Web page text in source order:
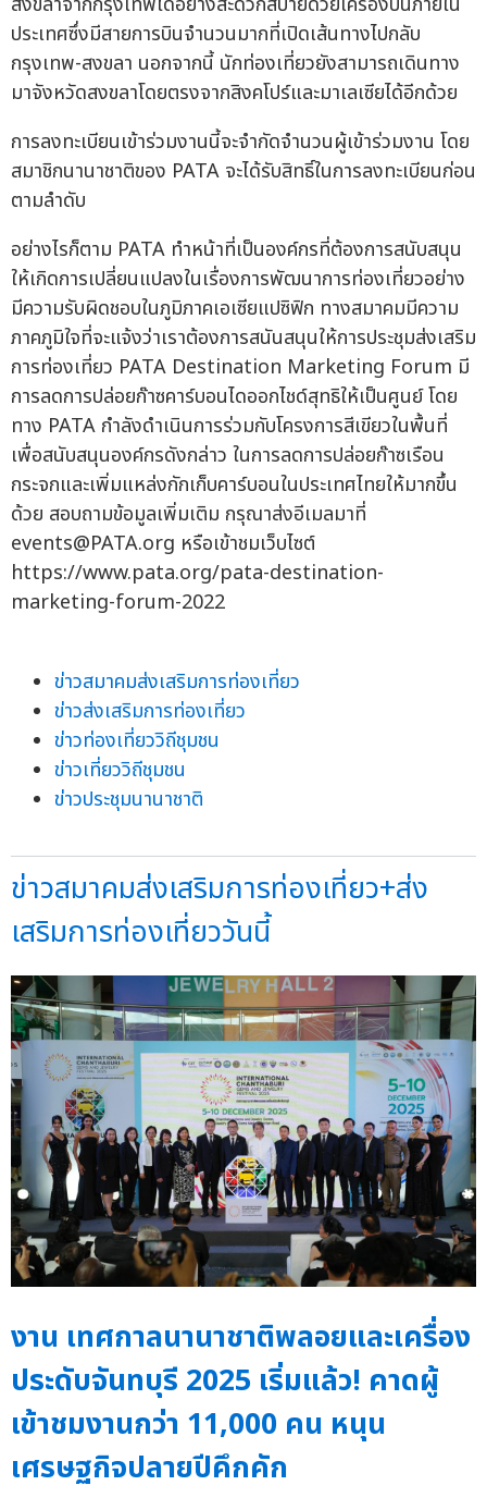
ประเทศซึ่งมีสายการบินจำนวนมากที่เปิดเส้นทางไปกลับ
กรุงเทพ-สงขลา นอกจากนี้ นักท่องเที่ยวยังสามารถเดินทาง
มาจังหวัดสงขลาโดยตรงจากสิงคโปร์และมาเลเซียได้อีกด้วย
การลงทะเบียนเข้าร่วมงานนี้จะจำกัดจำนวนผู้เข้าร่วมงาน โดย
สมาชิกนานาชาติของ PATA จะได้รับสิทธิ์ในการลงทะเบียนก่อน
ตามลำดับ
อย่างไรก็ตาม PATA ทำหน้าที่เป็นองค์กรที่ต้องการสนับสนุน
ให้เกิดการเปลี่ยนแปลงในเรื่องการพัฒนาการท่องเที่ยวอย่าง
มีความรับผิดชอบในภูมิภาคเอเซียแปซิฟิก ทางสมาคมมีความ
ภาคภูมิใจที่จะแจ้งว่าเราต้องการสนันสนุนให้การประชุมส่งเสริม
การท่องเที่ยว PATA Destination Marketing Forum มี
การลดการปล่อยก๊าซคาร์บอนไดออกไชด์สุทธิให้เป็นศูนย์ โดย
ทาง PATA กำลังดำเนินการร่วมกับโครงการสีเขียวในพื้นที่
เพื่อสนับสนุนองค์กรดังกล่าว ในการลดการปล่อยก๊าซเรือน
กระจกและเพิ่มแหล่งกักเก็บคาร์บอนในประเทศไทยให้มากขึ้น
ด้วย สอบถามข้อมูลเพิ่มเติม กรุณาส่งอีเมลมาที่
events@PATA.org หรือเข้าชมเว็บไซต์
https://www.pata.org/pata-destination-
marketing-forum-2022
ข่าวสมาคมส่งเสริมการท่องเที่ยว
ข่าวส่งเสริมการท่องเที่ยว
ข่าวท่องเที่ยววิถีชุมชน
ข่าวเที่ยววิถีชุมชน
ข่าวประชุมนานาชาติ
ข่าวสมาคมส่งเสริมการท่องเที่ยว+ส่ง
เสริมการท่องเที่ยววันนี้
งาน เทศกาลนานาชาติพลอยและเครื่อง
ประดับจันทบุรี 2025 เริ่มแล้ว! คาดผู้
เข้าชมงานกว่า 11,000 คน หนุน
เศรษฐกิจปลายปีคึกคัก